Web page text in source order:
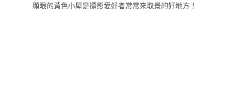
顯眼的黃色小屋是攝影愛好者常常來取景的好地方！